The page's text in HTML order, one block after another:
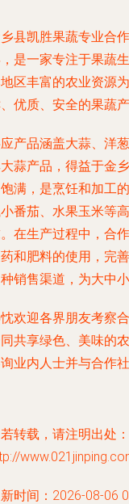
县凯胜果蔬专业合
是一家专注于果蔬
区丰富的农业资源
优质、安全的果蔬产
产品涵盖大蒜、洋
蒜产品，得益于金
满，是烹饪和加工
番茄、水果玉米等
在生产过程中，合
和肥料的使用，完
销售渠道，为大中
欢迎各界朋友考察
共享绿色、美味的
业内人士并与合作
转载，请注明出处：
时间：2026-08-06